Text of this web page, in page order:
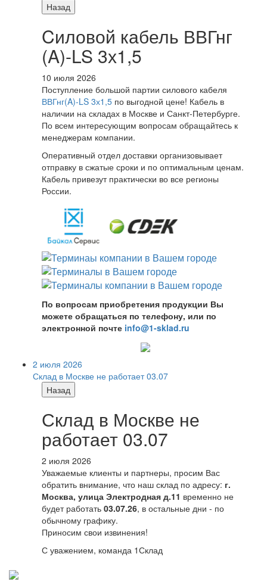
Назад
Cиловой кабель ВВГнг
(A)-LS 3х1,5
10 июля 2026
Поступление большой партии силового кабеля
ВВГнг(A)-LS 3х1,5 по выгодной цене! Кабель в
наличии на складах в Москве и Санкт-Петербурге.
По всем интересующим вопросам обращайтесь к
менеджерам компании.
Оперативный отдел доставки организовывает
отправку в сжатые сроки и по оптимальным ценам.
Кабель привезут практически во все регионы
России.
По вопросам приобретения продукции Вы
можете обращаться по телефону, или по
электронной почте info@1-sklad.ru
2 июля 2026
Склад в Москве не работает 03.07
Назад
Склад в Москве не
работает 03.07
2 июля 2026
Уважаемые клиенты и партнеры, просим Вас
обратить внимание, что наш склад по адресу: г.
Москва, улица Электродная д.11 временно не
будет работать 03.07.26, в остальные дни - по
обычному графику.
Приносим свои извинения!
С уважением, команда 1Склад